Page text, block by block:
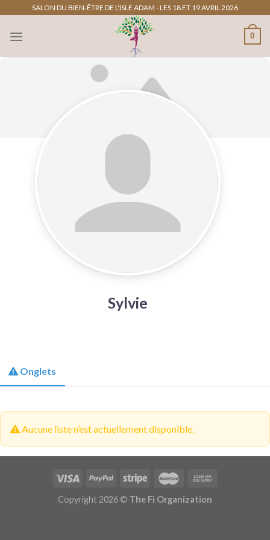
contenu
SALON DU BIEN-ÊTRE DE L'ISLE ADAM - LES 18 ET 19 AVRIL 2026
0
Sylvie
Onglets
Aucune liste n’est actuellement disponible.
Copyright 2026 © The Fi Organization